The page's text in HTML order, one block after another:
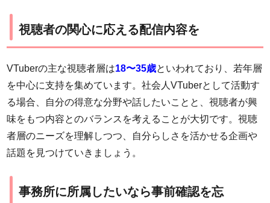
視聴者の関心に応える配信内容を
VTuberの主な視聴者層は18〜35歳といわれており、若年層
を中心に支持を集めています。社会人VTuberとして活動す
る場合、自分の得意な分野や話したいことと、視聴者が興
味をもつ内容とのバランスを考えることが大切です。視聴
者層のニーズを理解しつつ、自分らしさを活かせる企画や
話題を見つけていきましょう。
事務所に所属したいなら事前確認を忘